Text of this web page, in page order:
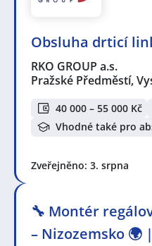
Obsluha drticí
RKO GROUP a.s.
Pražské Předměstí,
40 000 – 55 000 Kč
Vhodné také pro
Zveřejněno: 3. srpna
🔧 Montér
– Nizozemsko 🌍